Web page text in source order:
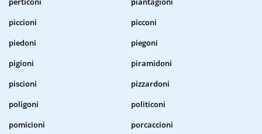
piccioni
picconi
piedoni
piegoni
pigioni
piramidoni
piscioni
pizzardoni
poligoni
politiconi
pomicioni
porcaccioni